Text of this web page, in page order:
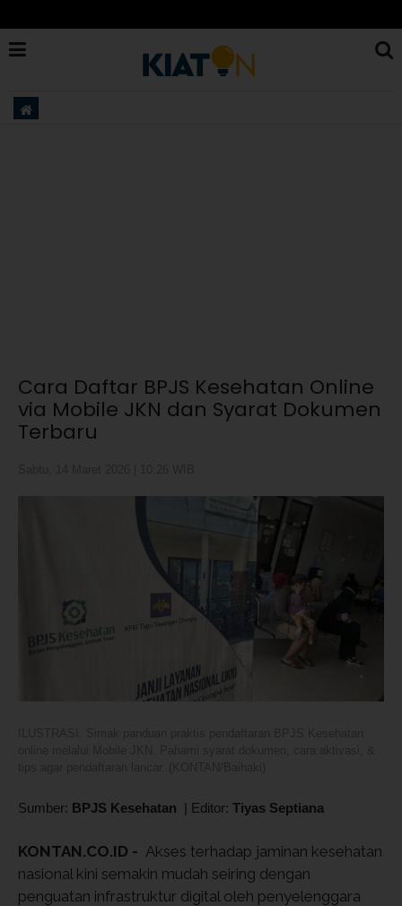
Cara Daftar BPJS Kesehatan Online
via Mobile JKN dan Syarat Dokumen
Terbaru
Sumber: BPJS Kesehatan | Editor: Tiyas Septiana
KONTAN.CO.ID - Akses terhadap jaminan kesehatan
nasional kini semakin mudah seiring dengan
penguatan infrastruktur digital oleh penyelenggara